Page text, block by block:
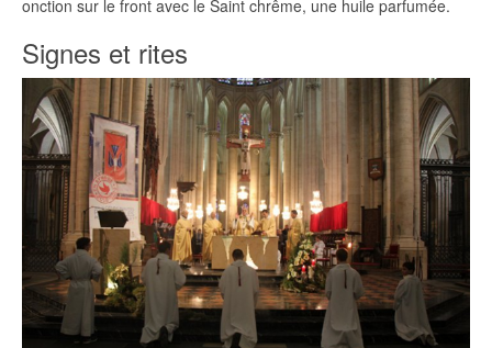
onction sur le front avec le Saint chrême, une huile parfumée.
Signes et rites